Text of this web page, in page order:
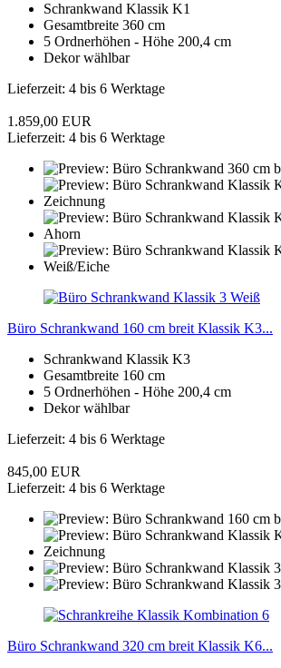
Schrankwand Klassik K1
Gesamtbreite 360 cm
5 Ordnerhöhen - Höhe 200,4 cm
Dekor wählbar
Lieferzeit: 4 bis 6 Werktage
1.859,00 EUR
Lieferzeit: 4 bis 6 Werktage
Büro Schrankwand 160 cm breit Klassik K3...
Schrankwand Klassik K3
Gesamtbreite 160 cm
5 Ordnerhöhen - Höhe 200,4 cm
Dekor wählbar
Lieferzeit: 4 bis 6 Werktage
845,00 EUR
Lieferzeit: 4 bis 6 Werktage
Büro Schrankwand 320 cm breit Klassik K6...